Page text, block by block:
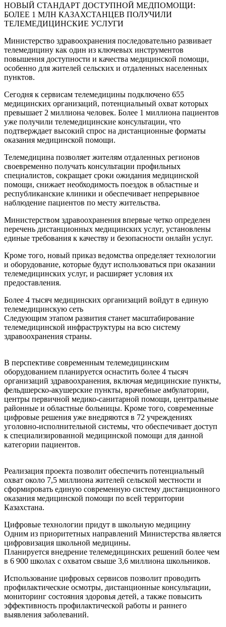
НОВЫЙ СТАНДАРТ ДОСТУПНОЙ МЕДПОМОЩИ:
БОЛЕЕ 1 МЛН КАЗАХСТАНЦЕВ ПОЛУЧИЛИ
ТЕЛЕМЕДИЦИНСКИЕ УСЛУГИ
Министерство здравоохранения последовательно развивает
телемедицину как один из ключевых инструментов
повышения доступности и качества медицинской помощи,
особенно для жителей сельских и отдаленных населенных
пунктов.
Сегодня к сервисам телемедицины подключено 655
медицинских организаций, потенциальный охват которых
превышает 2 миллиона человек. Более 1 миллиона пациентов
уже получили телемедицинские консультации, что
подтверждает высокий спрос на дистанционные форматы
оказания медицинской помощи.
Телемедицина позволяет жителям отдаленных регионов
своевременно получать консультации профильных
специалистов, сокращает сроки ожидания медицинской
помощи, снижает необходимость поездок в областные и
республиканские клиники и обеспечивает непрерывное
наблюдение пациентов по месту жительства.
Министерством здравоохранения впервые четко определен
перечень дистанционных медицинских услуг, установлены
единые требования к качеству и безопасности онлайн услуг.
Кроме того, новый приказ ведомства определяет технологии
и оборудование, которые будут использоваться при оказании
телемедицинских услуг, и расширяет условия их
предоставления.
Более 4 тысяч медицинских организаций войдут в единую
телемедицинскую сеть
Следующим этапом развития станет масштабирование
телемедицинской инфраструктуры на всю систему
здравоохранения страны.
В перспективе современным телемедицинским
оборудованием планируется оснастить более 4 тысяч
организаций здравоохранения, включая медицинские пункты,
фельдшерско-акушерские пункты, врачебные амбулатории,
центры первичной медико-санитарной помощи, центральные
районные и областные больницы. Кроме того, современные
цифровые решения уже внедряются в 72 учреждениях
уголовно-исполнительной системы, что обеспечивает доступ
к специализированной медицинской помощи для данной
категории пациентов.
Реализация проекта позволит обеспечить потенциальный
охват около 7,5 миллиона жителей сельской местности и
сформировать единую современную систему дистанционного
оказания медицинской помощи по всей территории
Казахстана.
Цифровые технологии придут в школьную медицину
Одним из приоритетных направлений Министерства является
цифровизация школьной медицины.
Планируется внедрение телемедицинских решений более чем
в 6 900 школах с охватом свыше 3,6 миллиона школьников.
Использование цифровых сервисов позволит проводить
профилактические осмотры, дистанционные консультации,
мониторинг состояния здоровья детей, а также повысить
эффективность профилактической работы и раннего
выявления заболеваний.